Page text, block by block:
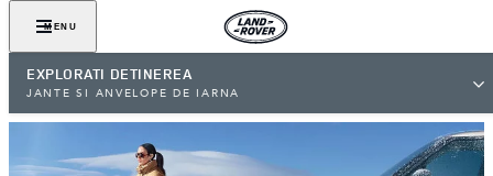
MENU
EXPLORATI DETINEREA
JANTE SI ANVELOPE DE IARNA